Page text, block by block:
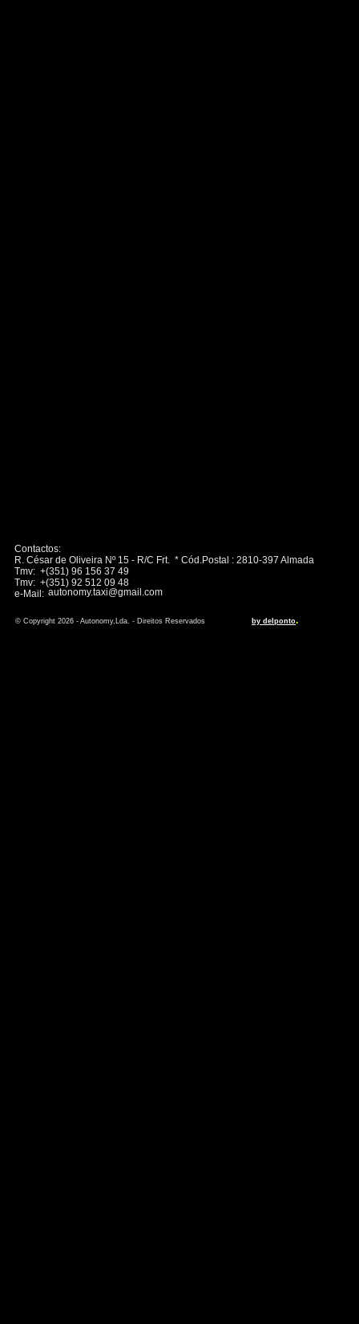
Contactos:
R. César de Oliveira Nº 15 - R/C Frt. * Cód.Postal : 2810-397 Almada
Tmv: +(351) 96 156 37 49
Tmv: +(351) 92 512 09 48
e-Mail:
© Copyright 2026 - Autonomy,Lda. - Direitos Reservados by delponto.
autonomy.taxi@gmail.com